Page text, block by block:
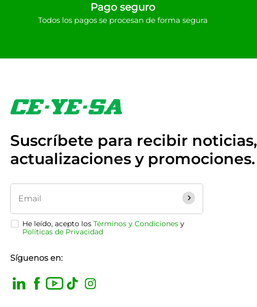
Pago seguro
Todos los pagos se procesan de forma segura
Suscríbete para recibir noticias,
actualizaciones y promociones.
He leído, acepto los Términos y Condicionesy
Políticas de Privacidad
Síguenos en: